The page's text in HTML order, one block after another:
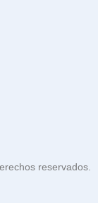
reservados.